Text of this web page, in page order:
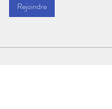
Rejoindre